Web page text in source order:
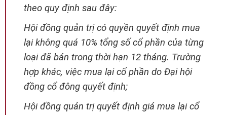
theo quy định sau đây:
Hội đồng quản trị có quyền quyết định mua
lại không quá 10% tổng số cổ phần của từng
loại đã bán trong thời hạn 12 tháng. Trường
hợp khác, việc mua lại cổ phần do Đại hội
đồng cổ đông quyết định;
Hội đồng quản trị quyết định giá mua lại cổ